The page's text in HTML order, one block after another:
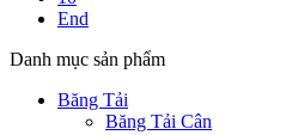
End
Danh mục sản phẩm
Băng Tải
Băng Tải Cân